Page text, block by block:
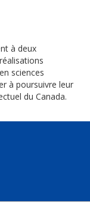
à deux
sciences
à poursuivre leur
du Canada.